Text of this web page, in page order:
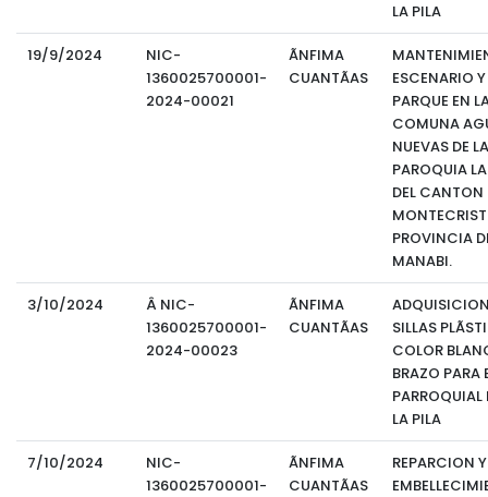
LA PILA
19/9/2024
NIC-
1360025700001-
2024-00021
ÃNFIMA
CUANTÃAS
ESCENARIO Y
PARQUE EN
COMUNA
NUEVAS DE LA
PAROQUIA
DEL CANTON
PROVINCIA
MANABI.
3/10/2024
Â NIC-
1360025700001-
2024-00023
ÃNFIMA
CUANTÃAS
SILLAS
COLOR
BRAZO PARA
PARROQUIAL
LA PILA
7/10/2024
NIC-
1360025700001-
ÃNFIMA
CUANTÃAS
REPARCION Y